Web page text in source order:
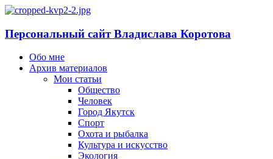
Персональный сайт Владислава Коротова
Обо мне
Архив материалов
Мои статьи
Общество
Человек
Город Якутск
Спорт
Охота и рыбалка
Культура и искусство
Экология